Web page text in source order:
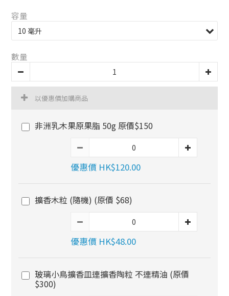
容量
數量
以優惠價加購商品
非洲乳木果原果脂 50g 原價$150
優惠價 HK$120.00
擴香木粒 (隨機) (原價 $68)
優惠價 HK$48.00
玻璃小鳥擴香皿連擴香陶粒 不連精油 (原價
$300)